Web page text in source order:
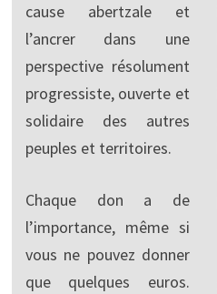
cause abertzale et
l’ancrer dans une
perspective résolument
progressiste, ouverte et
solidaire des autres
peuples et territoires.
Chaque don a de
l’importance, même si
vous ne pouvez donner
que quelques euros.